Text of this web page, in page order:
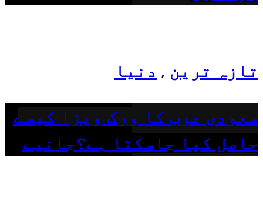
تازہ ترین , دنیا
سعودی عرب کا ورک ویزا کیسے
حاصل کیا جاسکتا ہے؟جانیے